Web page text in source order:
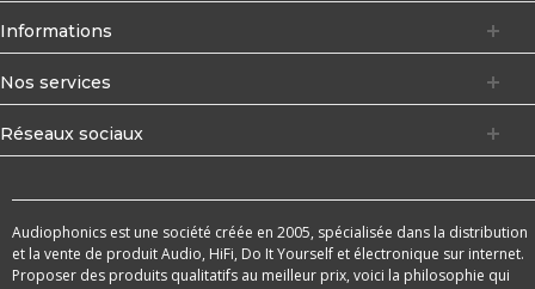
Informations
Nos services
Réseaux sociaux
Audiophonics est une société créée en 2005, spécialisée dans la distribution
et la vente de produit Audio, HiFi, Do It Yourself et électronique sur internet.
Proposer des produits qualitatifs au meilleur prix, voici la philosophie qui